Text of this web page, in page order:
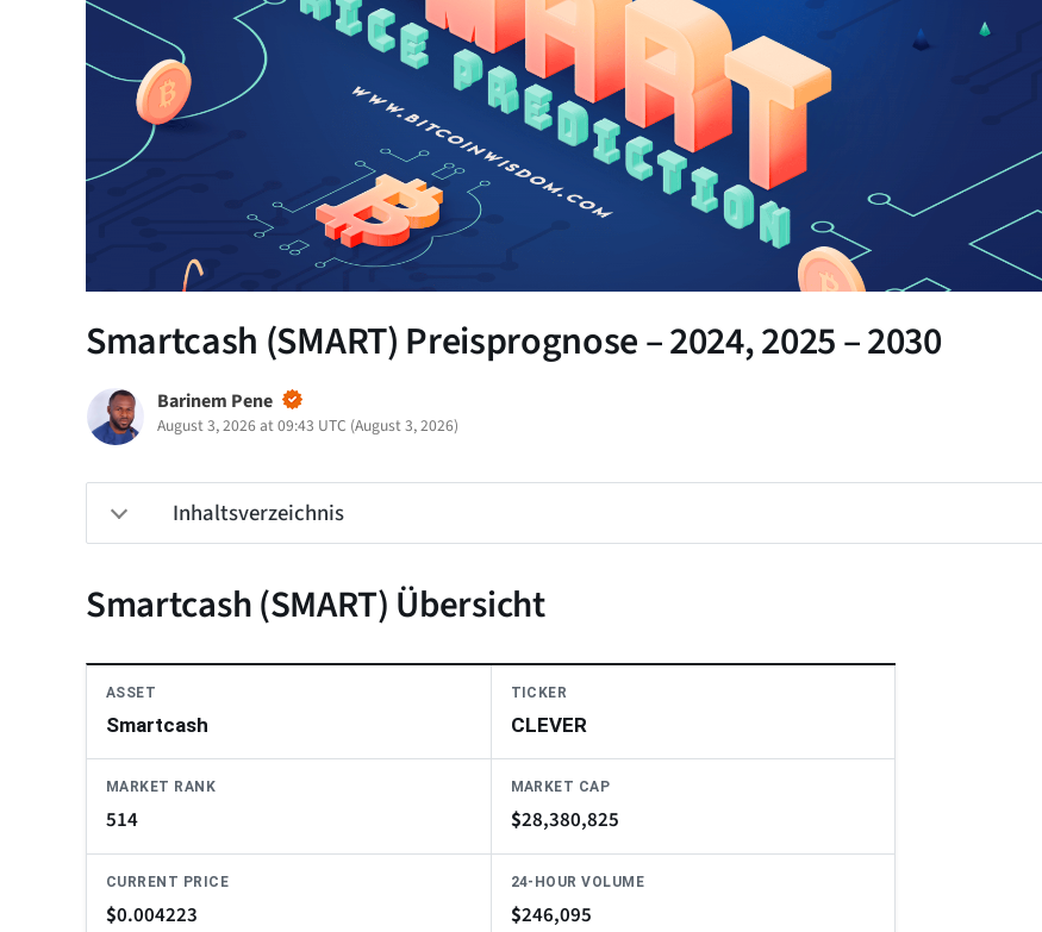
Smartcash (SMART) Preisprognose – 2024, 2025 – 2030
Barinem Pene
August 3, 2026 at 09:43 UTC (August 3, 2026)
Inhaltsverzeichnis
Smartcash (SMART) Übersicht
ASSET
Smartcash
TICKER
CLEVER
MARKET RANK
514
MARKET CAP
$28,380,825
CURRENT PRICE
$0.004223
24-HOUR VOLUME
$246,095